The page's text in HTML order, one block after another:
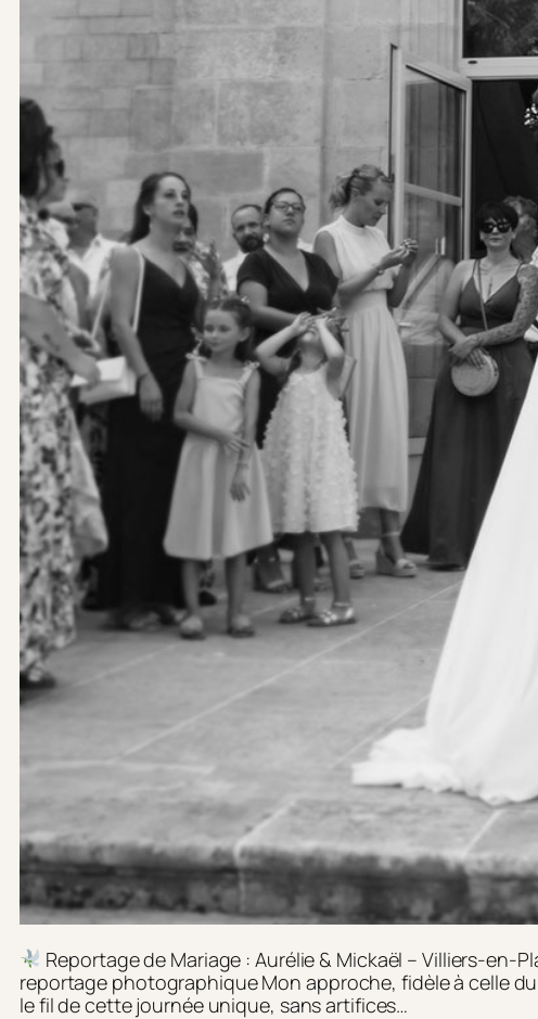
Reportage de Mariage : Aurélie & Mickaël – Villiers-en-
reportage photographique Mon approche, fidèle à celle
le fil de cette journée unique, sans artifices…